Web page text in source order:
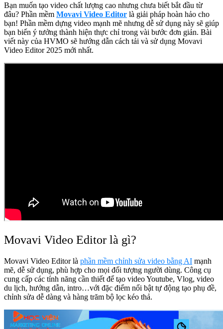
Bạn muốn tạo video chất lượng cao nhưng chưa biết bắt đầu từ
đâu? Phần mềm Movavi Video Editor là giải pháp hoàn hảo cho
bạn! Phần mềm dựng video mạnh mẽ nhưng dễ sử dụng này sẽ giúp
bạn biến ý tưởng thành hiện thực chỉ trong vài bước đơn giản. Bài
viết này của HVMO sẽ hướng dẫn cách tải và sử dụng Movavi
Video Editor 2025 mới nhất.
Movavi Video Editor là gì?
Movavi Video Editor là phần mềm chỉnh sửa video bằng AI mạnh
mẽ, dễ sử dụng, phù hợp cho mọi đối tượng người dùng. Công cụ
cung cấp các tính năng cần thiết để tạo video Youtube, Vlog, video
du lịch, hướng dẫn, intro…với đặc điểm nổi bật tự động tạo phụ đề,
chỉnh sửa dễ dàng và hàng trăm bộ lọc kéo thả.